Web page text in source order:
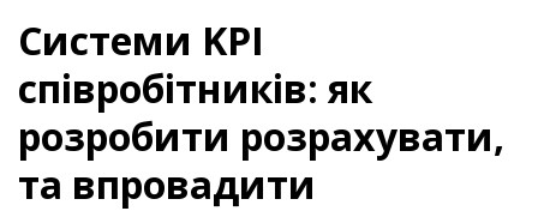
Системи KPI
співробітників: як
розробити розрахувати,
та впровадити